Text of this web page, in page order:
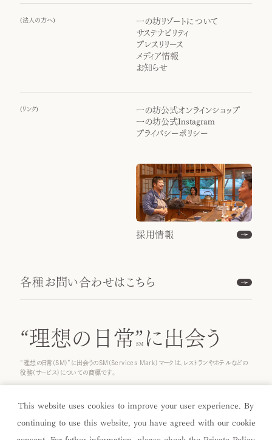
(法人の方へ)
一の坊リゾートについて
サステナビリティ
プレスリリース
メディア情報
お知らせ
( リンク)
一の坊公式オンラインショップ
一の坊公式Instagram
プライバシーポリシー
採用情報
各種お問い合わせはこちら
“理想の日常”に出会う
“理想の日常(SM)”に出会うのSM(Services Mark)マークは、レストランやホテルなどの
役務(サービス)についての商標です。
This website uses cookies to improve your user experience. By
continuing to use this website, you have agreed with our cookie